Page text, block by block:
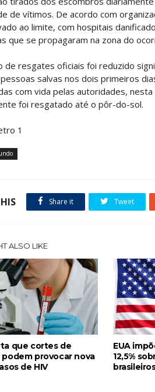
de vítimos. De acordo com
ao limite, com hospitais
que se propagaram na zona do
de resgates oficiais foi reduzido
salvas nos dois primeiros
com vida pelas autoridades,
foi resgatado até o pôr-do-sol.
1
Share it Tweet
ALSO LIKE
que cortes de
podem provocar nova
de HIV
EUA
12,5%